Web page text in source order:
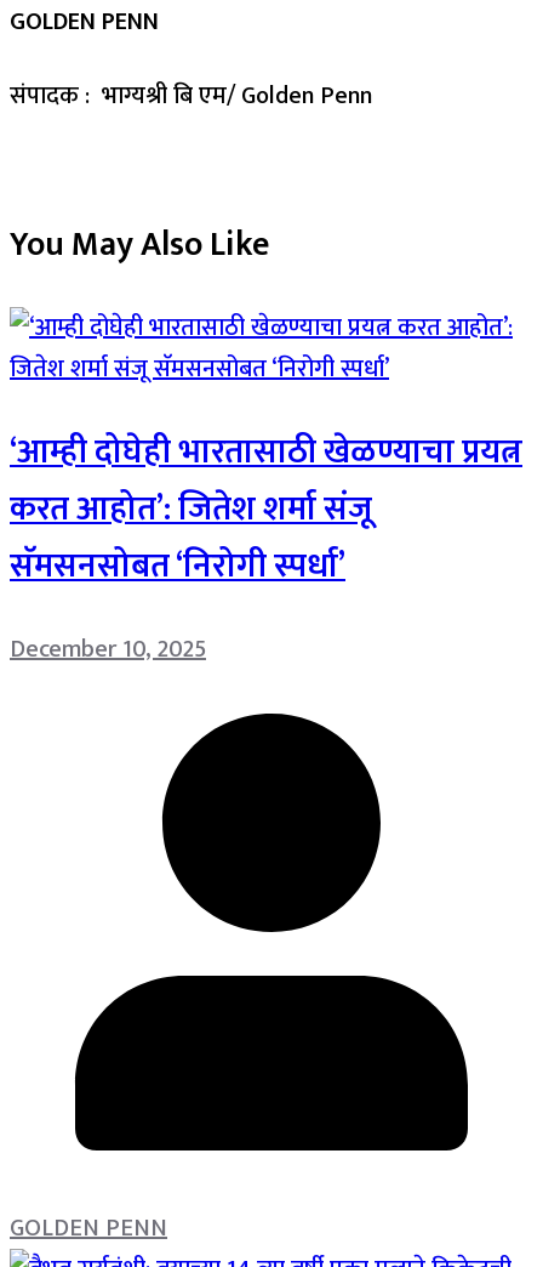
GOLDEN PENN
संपादक : भाग्यश्री बि एम/ Golden Penn
You May Also Like
‘आम्ही दोघेही भारतासाठी खेळण्याचा प्रयत्न
करत आहोत’: जितेश शर्मा संजू
सॅमसनसोबत ‘निरोगी स्पर्धा’
December 10, 2025
GOLDEN PENN